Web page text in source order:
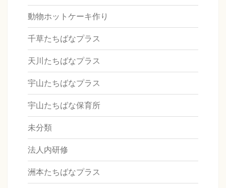
動物ホットケーキ作り
千草たちばなプラス
天川たちばなプラス
宇山たちばなプラス
宇山たちばな保育所
未分類
法人内研修
洲本たちばなプラス